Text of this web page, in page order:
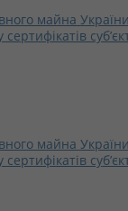
майна
майна